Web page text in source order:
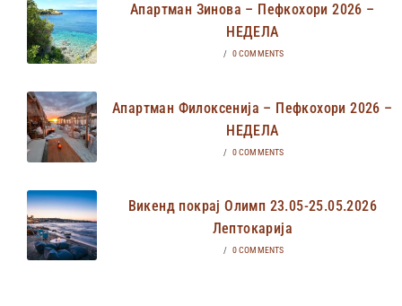
Апартман Зинова – Пефкохори 2026 –
НЕДЕЛА
/ 0 COMMENTS
Апартман Филоксенија – Пефкохори 2026 –
НЕДЕЛА
/ 0 COMMENTS
Викенд покрај Олимп 23.05-25.05.2026
Лептокарија
/ 0 COMMENTS